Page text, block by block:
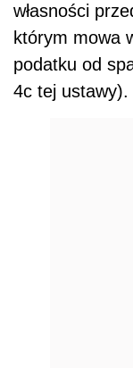
własności
którym mowa
podatku od
4c tej ustawy).